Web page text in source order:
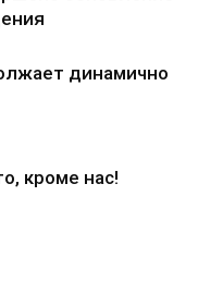
динамично
кроме нас!